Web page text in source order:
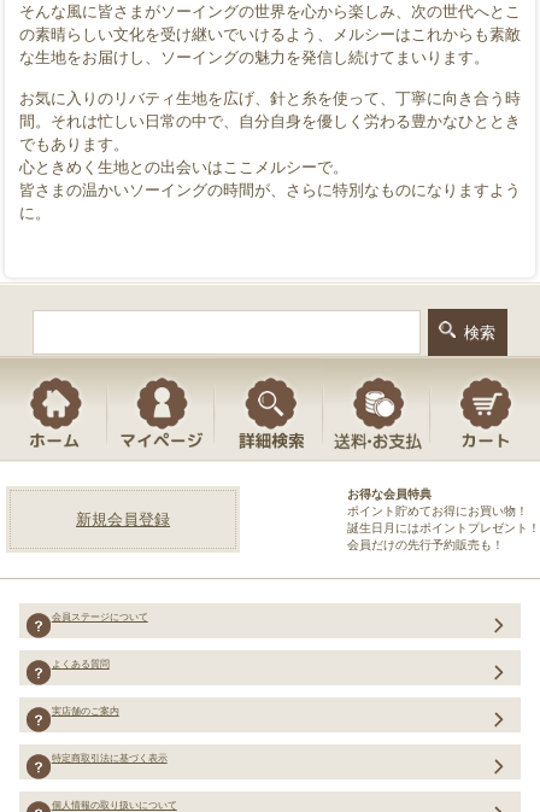
そんな風に皆さまがソーイングの世界を心から楽しみ、次の世代へとこ
の素晴らしい文化を受け継いでいけるよう、メルシーはこれからも素敵
な生地をお届けし、ソーイングの魅力を発信し続けてまいります。
お気に入りのリバティ生地を広げ、針と糸を使って、丁寧に向き合う時
間。それは忙しい日常の中で、自分自身を優しく労わる豊かなひととき
でもあります。
心ときめく生地との出会いはここメルシーで。
皆さまの温かいソーイングの時間が、さらに特別なものになりますよう
に。
新規会員登録
お得な会員特典
ポイント貯めてお得にお買い物！
誕生日月にはポイントプレゼント！
会員だけの先行予約販売も！
会員ステージについて
よくある質問
実店舗のご案内
特定商取引法に基づく表示
個人情報の取り扱いについて